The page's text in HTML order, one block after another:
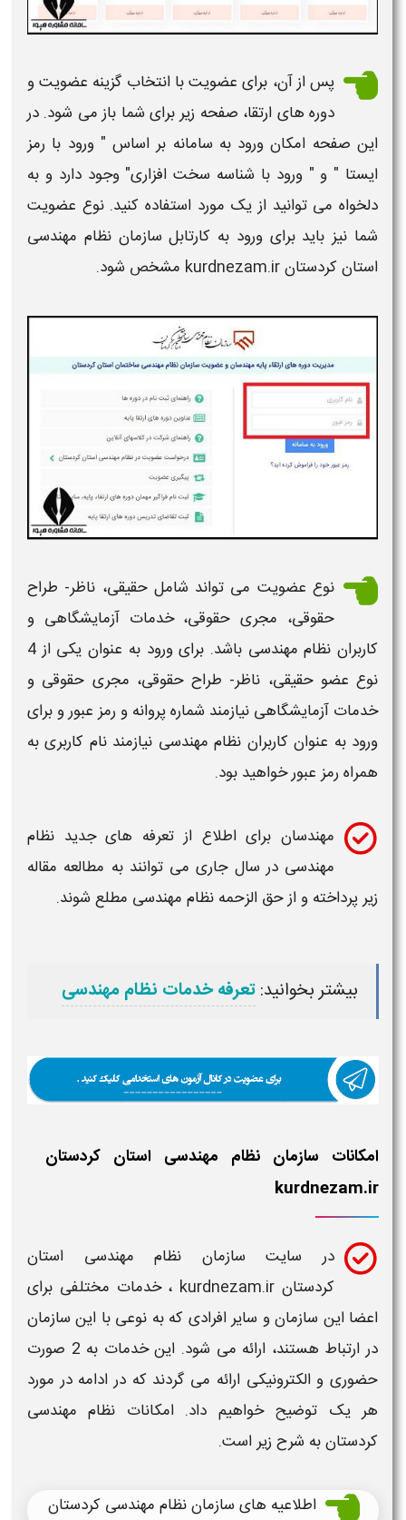
پس از آن، برای عضویت با انتخاب گزینه عضویت و
دوره های ارتقا، صفحه زیر برای شما باز می شود. در
این صفحه امکان ورود به سامانه بر اساس " ورود با رمز
ایستا " و " ورود با شناسه سخت افزاری" وجود دارد و به
دلخواه می توانید از یک مورد استفاده کنید. نوع عضویت
شما نیز باید برای ورود به کارتابل سازمان نظام مهندسی
استان کردستان kurdnezam.ir
مشخص شود.
نوع عضویت می تواند شامل حقیقی، ناظر- طراح
حقوقی، مجری حقوقی، خدمات آزمایشگاهی و
کاربران نظام مهندسی باشد. برای ورود به عنوان یکی از 4
نوع عضو حقیقی، ناظر- طراح حقوقی، مجری حقوقی و
خدمات آزمایشگاهی نیازمند شماره پروانه و رمز عبور و برای
ورود به عنوان کاربران نظام مهندسی نیازمند نام کاربری به
همراه رمز عبور خواهید بود.
مهندسان برای اطلاع از تعرفه های جدید نظام
مهندسی در سال جاری می توانند به مطالعه مقاله
زیر پرداخته و از حق الزحمه نظام مهندسی مطلع شوند.
بیشتر بخوانید:تعرفه خدمات نظام مهندسی
امکانات سازمان نظام مهندسی استان کردستان
kurdnezam.ir
درسایت
سازمان نظام مهندسی استان
کردستان kurdnezam.ir
، خدمات مختلفی برای
اعضا این سازمانو سایر افرادی که به نوعی با این سازمان
در ارتباط هستند، ارائه می شود. این خدمات به 2 صورت
حضوری و الکترونیکی ارائه می گردند که در ادامه در مورد
هر یک توضیح خواهیم داد. امکانات نظام مهندسی
کردستانبه شرح زیر است.
اطلاعیه های سازمان نظام مهندسی کردستان